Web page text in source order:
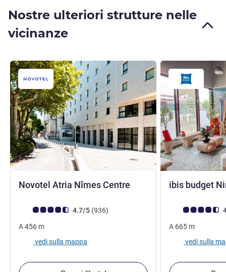
Nostre ulteriori strutture nelle
vicinanze
Novotel Atria Nîmes Centre
Giudizio clienti (Valutazione ALL)
4.7/5 (936recensioni
)
A456 m
vedi sulla mappa
ibis budget
Giudizio clienti
A 665 m
vedi sulla